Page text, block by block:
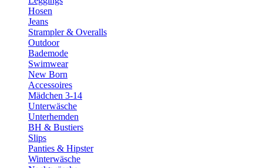
Hosen
Jeans
Strampler & Overalls
Outdoor
Bademode
Swimwear
New Born
Accessoires
Mädchen 3-14
Unterwäsche
Unterhemden
BH & Bustiers
Slips
Panties & Hipster
Winterwäsche